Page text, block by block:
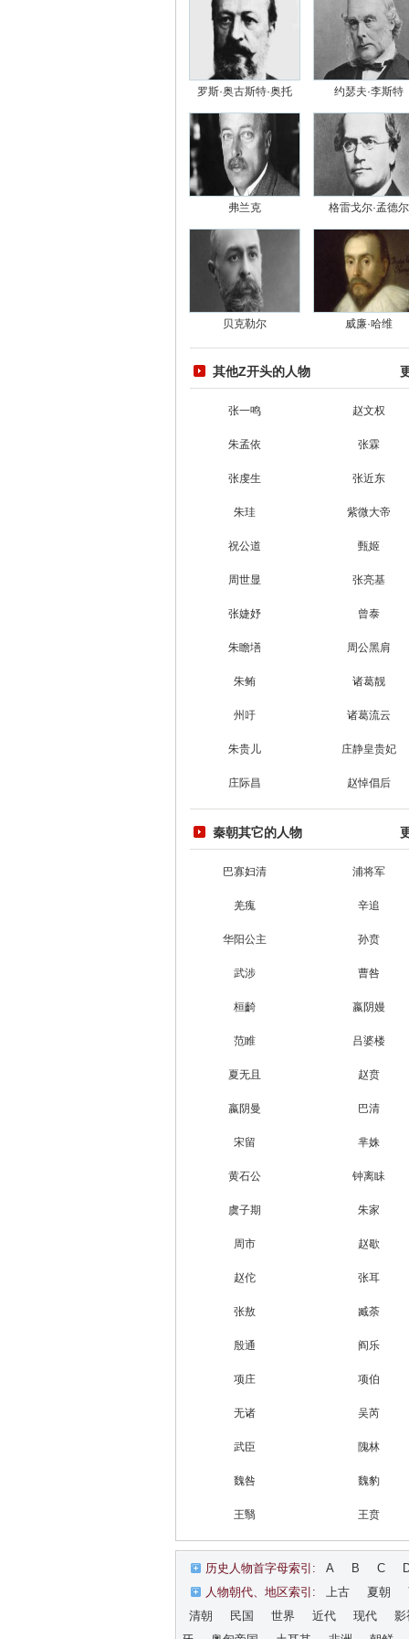
罗斯·奥古斯特·奥托 约瑟夫·李斯特
弗兰克 格雷戈尔·孟德尔
贝克勒尔 威廉·哈维
其他Z开头的人物
张一鸣 赵文权
朱孟依 张霖
张虔生 张近东
朱珪 紫微大帝
祝公道 甄姬
周世显 张亮基
张婕妤 曾泰
朱瞻墡 周公黑肩
朱鲔 诸葛靓
州吁 诸葛流云
朱贵儿 庄静皇贵妃
庄际昌 赵悼倡后
秦朝其它的人物
巴寡妇清 浦将军
羌瘣 辛追
华阳公主 孙贲
武涉 曹咎
桓齮 嬴阴嫚
范睢 吕婆楼
夏无且 赵贲
嬴阴曼 巴清
宋留 芈姝
黄石公 钟离眛
虞子期 朱家
周市 赵歇
赵佗 张耳
张敖 臧荼
殷通 阎乐
项庄 项伯
无诸 吴芮
武臣 隗林
魏咎 魏豹
王翳 王贲
历史人物首字母索引: A B C
人物朝代、地区索引:
上古 夏朝
清朝
民国 世界 近代 现代
影